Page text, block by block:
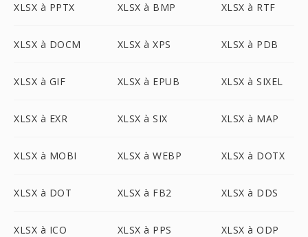
XLSX à PPTX XLSX à BMP XLSX à RTF
XLSX à DOCM XLSX à XPS XLSX à PDB
XLSX à GIF XLSX à EPUB XLSX à SIXEL
XLSX à EXR XLSX à SIX XLSX à MAP
XLSX à MOBI XLSX à WEBP XLSX à DOTX
XLSX à DOT XLSX à FB2 XLSX à DDS
XLSX à ICO XLSX à PPS XLSX à ODP